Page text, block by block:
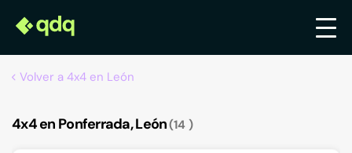
Volver a 4x4 en León
4x4 en Ponferrada, León 14